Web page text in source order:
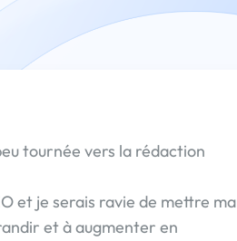
tournée vers la rédaction
et je serais ravie de mettre ma
et à augmenter en